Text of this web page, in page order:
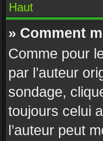
Haut
» Comment
Comme pour
par l’auteur
sondage,
toujours celui
l’auteur peut